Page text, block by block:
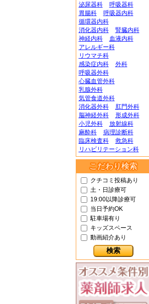
泌尿器科
呼吸器科
胃腸科
呼吸器内科
循環器内科
消化器内科
腎臓内科
神経内科
血液内科
アレルギー科
リウマチ科
感染症内科
外科
呼吸器外科
心臓血管外科
乳腺外科
気管食道外科
消化器外科
肛門外科
脳神経外科
形成外科
小児外科
放射線科
麻酔科
病理診断科
臨床検査科
救急科
リハビリテーション科
こだわり検索
クチコミ投稿あり
土・日診療可
19:00以降診療可
当日予約OK
駐車場有り
キッズスペース
動画紹介あり